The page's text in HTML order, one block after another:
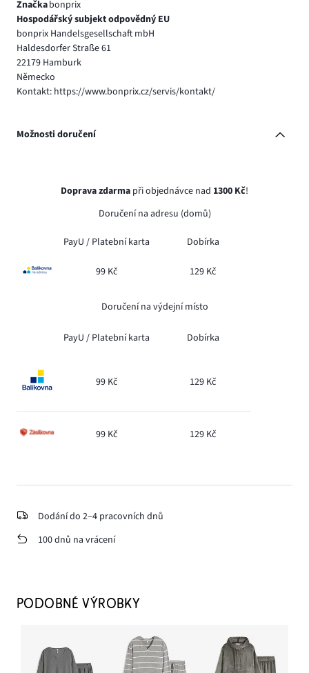
Značkabonprix
Hospodářský subjekt odpovědný EU
bonprix Handelsgesellschaft mbH
Haldesdorfer Straße 61
22179 Hamburk
Německo
Kontakt: https://www.bonprix.cz/servis/kontakt/
Možnosti doručení
Doprava zdarma při objednávce nad 1300 Kč!
Doručení na adresu (domů)
PayU / Platební karta Dobírka
99 Kč 129 Kč
Doručení na výdejní místo
PayU / Platební karta Dobírka
99 Kč 129 Kč
99 Kč 129 Kč
Dodání do 2–4 pracovních dnů
100 dnů na vrácení
PODOBNÉ VÝROBKY